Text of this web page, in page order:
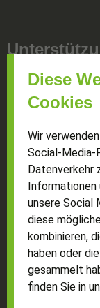
für Architekten
für Bauträger
bei der Montage
bei häufigen
bei wichtigen
wenn’s klemmt
zum Thema
Diese
Cookies
Wir
Social-Media-
Datenverkehr
Informationen
unsere Social
diese
kombinieren,
haben oder
gesammelt
finden Sie in